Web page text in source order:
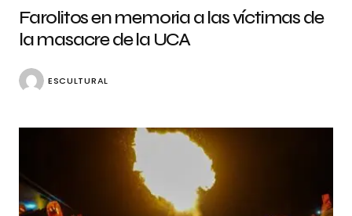
Farolitos en memoria a las víctimas de
la masacre de la UCA
ESCULTURAL